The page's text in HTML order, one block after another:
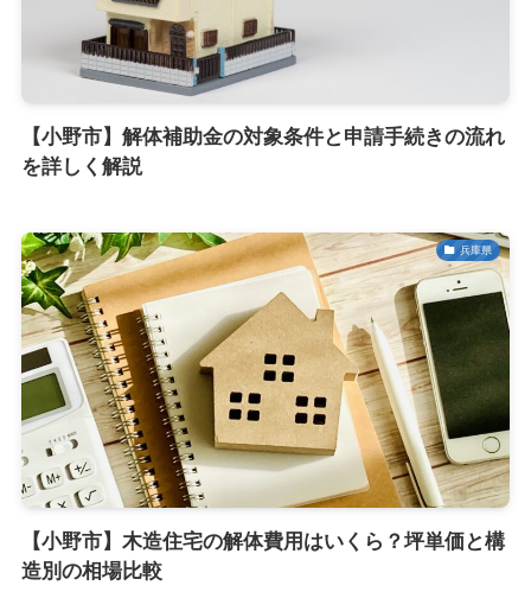
【小野市】解体補助金の対象条件と申請手続きの流れ
を詳しく解説
兵庫県
【小野市】木造住宅の解体費用はいくら？坪単価と構
造別の相場比較